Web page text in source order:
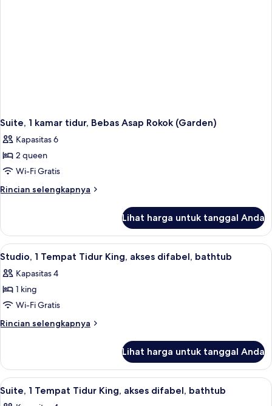
Suite, 1 kamar tidur, Bebas Asap Rokok (Garden)
Kapasitas 6
2 queen
Wi-Fi Gratis
Rincian selengkapnya
Rincian
Suite,
kamar
Bebas
Asap
(Garden)
Lihat harga untuk tanggal Anda
Lihat
semua
foto
untuk
Studio,
1
King,
akses
difabel,
Studio, 1 Tempat Tidur King, akses
3
Studio, 1 Tempat Tidur King, akses difabel, bathtub
Kapasitas 4
1 king
Wi-Fi Gratis
Rincian selengkapnya
Rincian
Studio,
Tempat
Lihat harga untuk tanggal Anda
Lihat
semua
Suite, 1 Tempat Tidur King, akses
3
Suite, 1 Tempat Tidur King, akses difabel, bathtub